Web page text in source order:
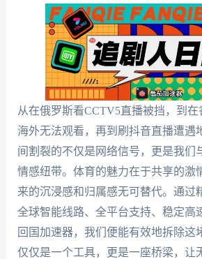
从在俄罗斯看CCTV5直播被挡，到
海外无法观看，再到刷抖音直播遭遇
间割裂的不仅是网络信号，更是我们
情感纽带。体育的魅力在于共享的激
来的沉浸感和归属感无可替代。通过
全球智能线路、全平台支持、稳定高
回国加速器，我们便能有效地拆除这
仅仅是一个工具，更是一座桥梁，让